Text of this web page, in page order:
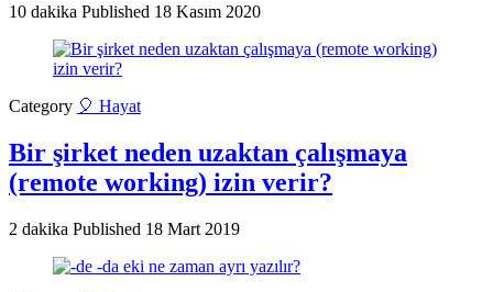
10 dakika Published 18 Kasım 2020
Category 🎈 Hayat
Bir şirket neden uzaktan çalışmaya
(remote working) izin verir?
2 dakika Published 18 Mart 2019